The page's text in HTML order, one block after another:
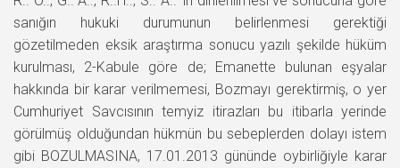
sanığın hukuki durumunun belirlenmesi gerektiği
gözetilmeden eksik araştırma sonucu yazılı şekilde hüküm
kurulması, 2-Kabule göre de; Emanette bulunan eşyalar
hakkında bir karar verilmemesi, Bozmayı gerektirmiş, o yer
Cumhuriyet Savcısının temyiz itirazları bu itibarla yerinde
görülmüş olduğundan hükmün bu sebeplerden dolayı istem
gibi BOZULMASINA, 17.01.2013 gününde oybirliğiyle karar